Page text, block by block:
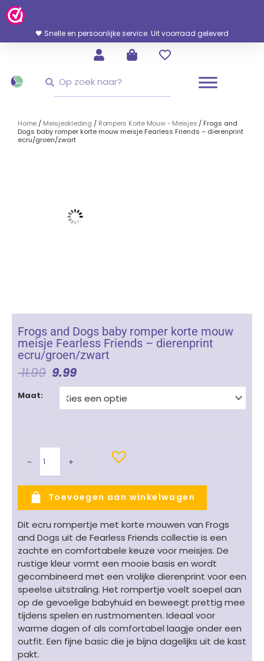
Ga
Naar
Inhoud
🖤 Snelle en persoonlijke service. Uit voorraad geleverd
Home / Meisjeskleding / Rompers Korte Mouw - Meisjes / Frogs and
Dogs baby romper korte mouw meisje Fearless Friends – dierenprint
ecru/groen/zwart
Frogs and Dogs baby romper korte mouw
meisje Fearless Friends – dierenprint
ecru/groen/zwart
11.99 Oorspronkelijke
Prijs
Was:
€ 11.99.
9.99Huidige
Prijs
Is:
€ 9.99.
Maat:
-
Frogs
meisje
Fearless
Friends
-
dierenprint
ecru/groen/zwart
aantal
+
Toevoegen aan winkelwagen
Dit ecru rompertje met korte mouwen van Frogs
and Dogs uit de Fearless Friends collectie is een
zachte en comfortabele keuze voor meisjes. De
rustige kleur vormt een mooie basis en wordt
gecombineerd met een vrolijke dierenprint voor een
speelse uitstraling. Het rompertje voelt soepel aan
op de gevoelige babyhuid en beweegt prettig mee
tijdens spelen en rustmomenten. Ideaal voor
warme dagen of als comfortabel laagje onder een
outfit. Een fijne basic die je bijna dagelijks uit de kast
pakt.